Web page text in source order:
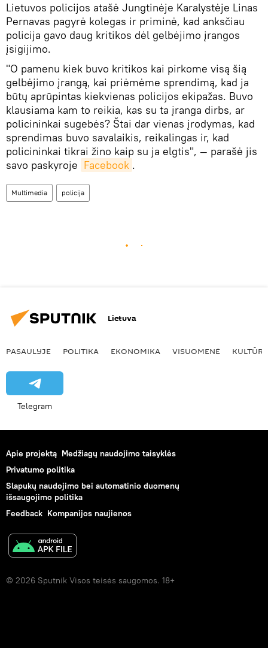
Lietuvos policijos atašė Jungtinėje Karalystėje Linas
Pernavas pagyrė kolegas ir priminė, kad anksčiau
policija gavo daug kritikos dėl gelbėjimo įrangos
įsigijimo.
"O pamenu kiek buvo kritikos kai pirkome visą šią
gelbėjimo įrangą, kai priėmėme sprendimą, kad ja
būtų aprūpintas kiekvienas policijos ekipažas. Buvo
klausiama kam to reikia, kas su ta įranga dirbs, ar
policininkai sugebės? Štai dar vienas įrodymas, kad
sprendimas buvo savalaikis, reikalingas ir, kad
policininkai tikrai žino kaip su ja elgtis", — parašė jis
savo paskyroje Facebook .
Multimedia policija
Lietuva
PASAULYJE POLITIKA EKONOMIKA VISUOMENĖ KULTŪRA
Telegram
Apie projektą Medžiagų naudojimo taisyklės
Privatumo politika
Slapukų naudojimo bei automatinio duomenų
išsaugojimo politika
Feedback Kompanijos naujienos
© 2026 Sputnik Visos teisės saugomos. 18+